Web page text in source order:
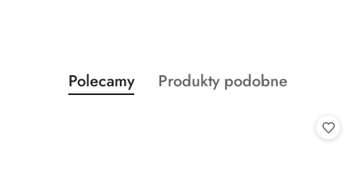
Pomiń karuzelę produktów
Produkty
o
Polecamy
Produkty
Produkty podobne